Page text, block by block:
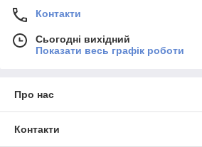
Контакти
Сьогодні вихідний
Показати весь графік роботи
Про нас
Контакти